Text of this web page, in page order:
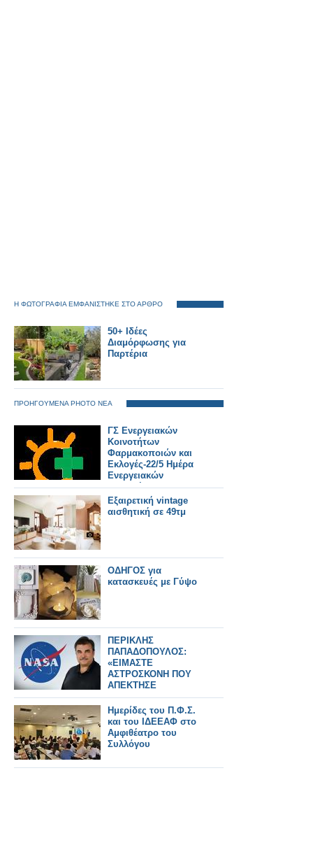
Η ΦΩΤΟΓΡΑΦΙΑ ΕΜΦΑΝΙΣΤΗΚΕ ΣΤΟ ΑΡΘΡΟ
50+ Ιδέες
Διαμόρφωσης για
Παρτέρια
ΠΡΟΗΓΟΥΜΕΝΑ PHOTO ΝΕΑ
ΓΣ Ενεργειακών
Κοινοτήτων
Φαρμακοποιών και
Εκλογές-22/5 Ημέρα
Ενεργειακών
Κοινοτήτων στην
Ευρώπη
Εξαιρετική vintage
αισθητική σε 49τμ
ΟΔΗΓΟΣ για
κατασκευές με Γύψο
ΠΕΡΙΚΛΗΣ
ΠΑΠΑΔΟΠΟΥΛΟΣ:
«ΕΙΜΑΣΤΕ
ΑΣΤΡΟΣΚΟΝΗ ΠΟΥ
ΑΠΕΚΤΗΣΕ
ΣΥΝΕΙΔΗΣΗ» – Ο
ΗΓΕΤΗΣ ΤΗΣ NASA
ΠΙΣΩ ΑΠΟ ΤΟ Artemis
II
Ημερίδες του Π.Φ.Σ.
και του ΙΔΕΕΑΦ στο
Αμφιθέατρο του
Συλλόγου